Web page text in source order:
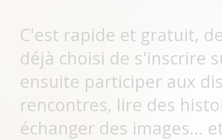
C'est rapide et gratuit,
déjà choisi de s'inscrire
ensuite participer aux
rencontres, lire des
échanger des images...